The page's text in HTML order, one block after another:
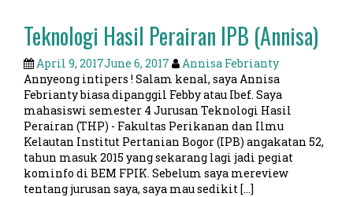
Teknologi Hasil Perairan IPB (Annisa)
April 9, 2017June 6, 2017
Annisa Febrianty
Annyeong intipers ! Salam kenal, saya Annisa
Febrianty biasa dipanggil Febby atau Ibef. Saya
mahasiswi semester 4 Jurusan Teknologi Hasil
Perairan (THP) - Fakultas Perikanan dan Ilmu
Kelautan Institut Pertanian Bogor (IPB) angakatan 52,
tahun masuk 2015 yang sekarang lagi jadi pegiat
kominfo di BEM FPIK. Sebelum saya mereview
tentang jurusan saya, saya mau sedikit […]